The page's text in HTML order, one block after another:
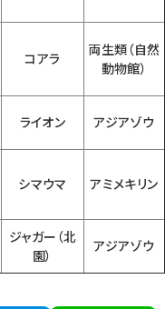
コアラ
両生類（自然
動物館）
ライオン アジアゾウ
シマウマ アミメキリン
ジャガー（北
園）
アジアゾウ